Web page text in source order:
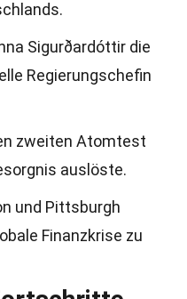
Sigurðardóttir die
Regierungschefin
zweiten Atomtest
auslöste.
und Pittsburgh
Finanzkrise zu